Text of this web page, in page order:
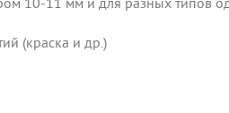
10-11 мм и для разных типов
(краска и др.)